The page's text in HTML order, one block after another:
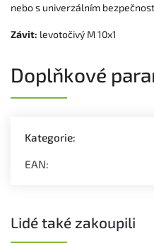
nebo s univerzálním
Závit: levotočivý M 10x1
Doplňkové
Kategorie:
EAN:
Lidé také zakoupili